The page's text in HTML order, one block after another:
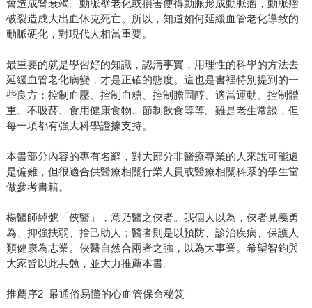
會造成腎衰竭。動脈壁老化或損害使得動脈形成動脈瘤，動脈瘤
破裂造成大出血休克死亡。所以，知道如何延緩血管老化導致的
動脈硬化，對現代人相當重要。
最重要的就是學習好的知識，認清事實，用理性的科學的方法去
延緩血管老化病變，才是正確的態度。這也是書裡特別提到的一
些良方：控制血壓、控制血糖、控制膽固醇、適當運動、控制體
重、不吸菸、食用健康食物、節制飲食等等。雖是老生常談，但
每一項都有強大科學證據支持。
本書部分內容的專有名辭，對大部分非醫療專業的人來說可能還
是偏難，但很適合供醫療相關行業人員或醫療相關科系的學生當
做參考書籍。
楊醫師綽號「俠醫」，意乃醫之俠者。我個人以為，俠者見義勇
為、抑強扶弱、捨己助人；醫者則是以預防、診治疾病、保護人
類健康為志業。俠醫自然合兩者之強，以為大事業。希望智鈞與
大家皆以此共勉，並大力推薦本書。
推薦序2 最通俗易懂的心血管保命秘笈